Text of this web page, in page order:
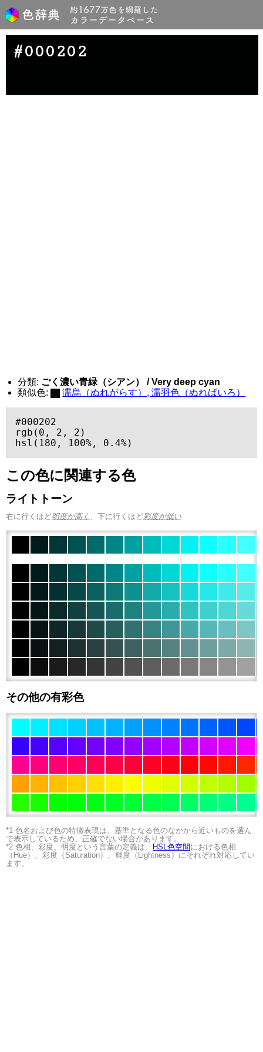
#000202
分類: ごく濃い青緑（シアン） / Very deep cyan
類似色:
濡烏（ぬれがらす）, 濡羽色（ぬればいろ）
#000202
rgb(0, 2, 2)
hsl(180, 100%, 0.4%)
この色に関連する色
ライトトーン
右に行くほど明度が高く 、下に行くほど彩度が低い
その他の有彩色
*1 色名および色の特徴表現は、基準となる色のなかから近いものを選ん
で表示しているため、正確でない場合があります。
*2 色相、彩度、明度という言葉の定義は、
HSL色空間 における色相
（Hue）、彩度（Saturation）、輝度（Lightness）にそれぞれ対応してい
ます。